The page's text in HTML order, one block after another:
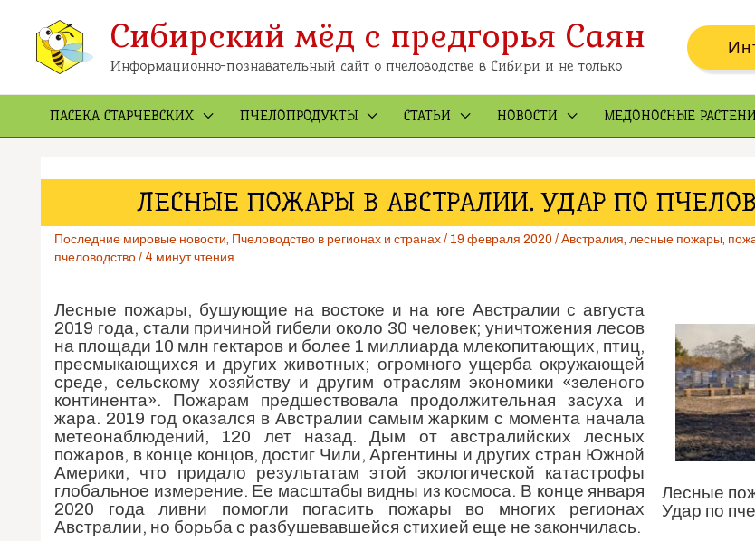
содержимомуСибирский мёд с предгорья Саян
Информационно-познавательный сайт о пчеловодстве в Сибири и не только
ПАСЕКА СТАРЧЕВСКИХ ПЧЕЛОПРОДУКТЫ СТАТЬИ НОВОСТИ МЕДОНОСНЫЕ
ЛЕСНЫЕ ПОЖАРЫ В АВСТРАЛИИ. УДАР ПО
Последние мировые новости, Пчеловодство в регионах и странах / 19 февраля 2020 / Австралия, лесные пожары,
пчеловодство / 4 минут чтения
Лесные
Удар по
Лесные пожары, бушующие на востоке и на юге Австралии с августа
2019 года, стали причиной гибели около 30 человек; уничтожения лесов
на площади 10 млн гектаров и более 1 миллиарда млекопитающих, птиц,
пресмыкающихся и других животных; огромного ущерба окружающей
среде, сельскому хозяйству и другим отраслям экономики «зеленого
континента». Пожарам предшествовала продолжительная засуха и
жара. 2019 год оказался в Австралии самым жарким с момента начала
метеонаблюдений, 120 лет назад. Дым от австралийских лесных
пожаров, в конце концов, достиг Чили, Аргентины и других стран Южной
Америки, что придало результатам этой экологической катастрофы
глобальное измерение. Ее масштабы видны из космоса. В конце января
2020 года ливни помогли погасить пожары во многих регионах
Австралии, но борьба с разбушевавшейся стихией еще не закончилась.